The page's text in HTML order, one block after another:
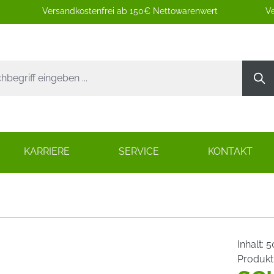
Versandkostenfrei ab 150€ Nettowarenwert
KARRIERE SERVICE KONTAKT
Inhalt: